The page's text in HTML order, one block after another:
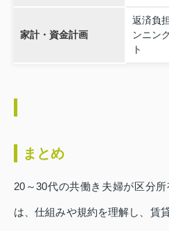
家計・資金計画
返済負
ンニン
ト
まとめ
20～30代の共働き夫婦が区分
は、仕組みや規約を理解し、賃